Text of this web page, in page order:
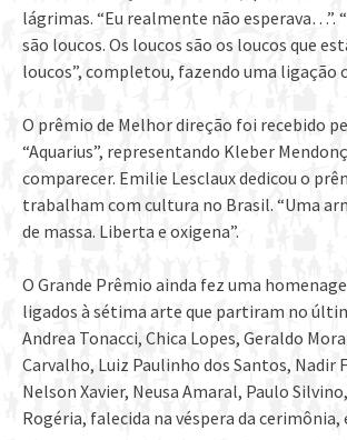
lágrimas. “Eu realmente não esperava…”.
são loucos. Os loucos são os loucos que
loucos”, completou, fazendo uma ligação
O prêmio de Melhor direção foi recebido
“Aquarius”, representando Kleber
comparecer. Emilie Lesclaux dedicou o
trabalham com cultura no Brasil. “Uma
de massa. Liberta e oxigena”.
O Grande Prêmio ainda fez uma
ligados à sétima arte que partiram no
Andrea Tonacci, Chica Lopes, Geraldo
Carvalho, Luiz Paulinho dos Santos, Nadir
Nelson Xavier, Neusa Amaral, Paulo
Rogéria, falecida na véspera da